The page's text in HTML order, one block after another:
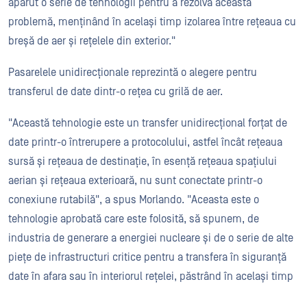
apărut o serie de tehnologii pentru a rezolva această
problemă, menținând în același timp izolarea între rețeaua cu
breșă de aer și rețelele din exterior."
Pasarelele unidirecționale reprezintă o alegere pentru
transferul de date dintr-o rețea cu grilă de aer.
"Această tehnologie este un transfer unidirecțional forțat de
date printr-o întrerupere a protocolului, astfel încât rețeaua
sursă și rețeaua de destinație, în esență rețeaua spațiului
aerian și rețeaua exterioară, nu sunt conectate printr-o
conexiune rutabilă", a spus Morlando. "Aceasta este o
tehnologie aprobată care este folosită, să spunem, de
industria de generare a energiei nucleare și de o serie de alte
piețe de infrastructuri critice pentru a transfera în siguranță
date în afara sau în interiorul rețelei, păstrând în același timp